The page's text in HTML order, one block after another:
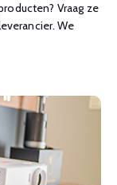
Vraag ze
We